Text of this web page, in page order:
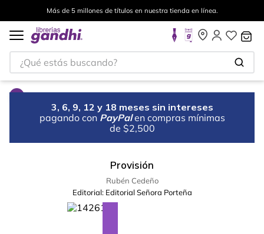
Más de 5 millones de títulos en nuestra tienda en línea.
¿Qué estás buscando?
3, 6, 9, 12 y 18 meses sin intereses
pagando con PayPal en compras mínimas
de $2,500
Provisión
Rubén Cedeño
Editorial: Editorial Señora Porteña